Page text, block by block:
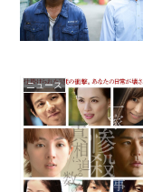
ニュース